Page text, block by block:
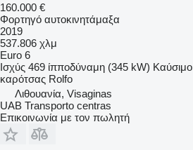
160.000 €
Φορτηγό αυτοκινητάμαξα
2019
537.806 χλμ
Euro 6
Ισχύς 469 ίπποδύναμη (345 kW) Καύσιμο
καρότσας Rolfo
Λιθουανία, Visaginas
UAB Transporto centras
Επικοινωνία με τον πωλητή